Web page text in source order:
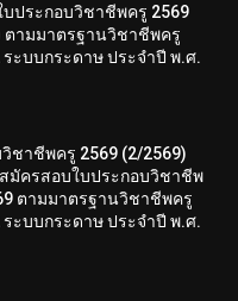
ประกอบวิชาชีพครู 2569
ตามมาตรฐานวิชาชีพครู
ะบบกระดาษ ประจำปี พ.ศ.
ชาชีพครู 2569 (2/2569)
มัครสอบใบประกอบวิชาชีพ
ตามมาตรฐานวิชาชีพครู
ะบบกระดาษ ประจำปี พ.ศ.